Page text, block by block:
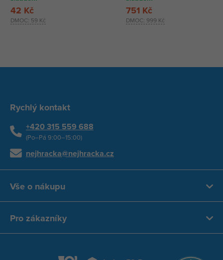
DMOC: 59 Kč
42 Kč
DMOC: 999 Kč
751 Kč
Rychlý kontakt
+420 315 559 688
(Po–Pá 9:00–15:00)
nejhracka@nejhracka.cz
Vše o nákupu
Pro zákazníky